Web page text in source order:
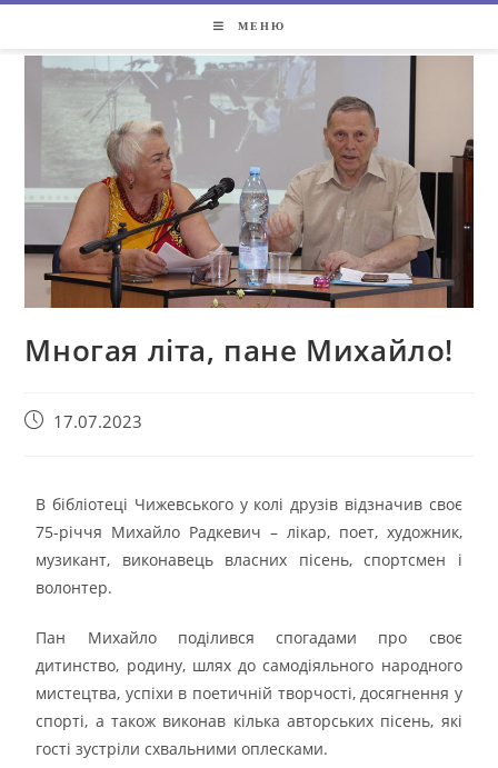
МЕНЮ
Многая літа, пане Михайло!
17.07.2023
В бібліотеці Чижевського у колі друзів відзначив своє
75-річчя Михайло Радкевич – лікар, поет, художник,
музикант, виконавець власних пісень, спортсмен і
волонтер.
Пан Михайло поділився спогадами про своє
дитинство, родину, шлях до самодіяльного народного
мистецтва, успіхи в поетичній творчості, досягнення у
спорті, а також виконав кілька авторських пісень, які
гості зустріли схвальними оплесками.